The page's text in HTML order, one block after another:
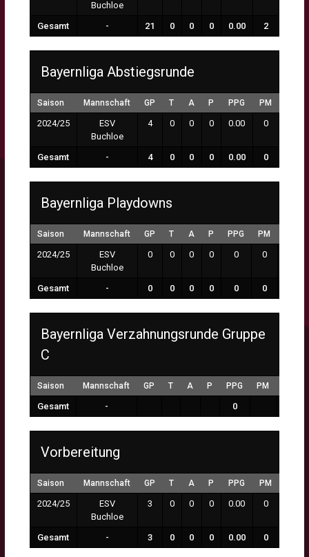
Buchloe
Gesamt - 21 0 0 0 0.00 2
Bayernliga Abstiegsrunde
Saison Mannschaft GP T A P PPG PM
2024/25
ESV
Buchloe
4 0 0 0 0.00 0
Gesamt - 4 0 0 0 0.00 0
Bayernliga Playdowns
Saison Mannschaft GP T A P PPG PM
2024/25
ESV
Buchloe
0 0 0 0 0 0
Gesamt - 0 0 0 0 0 0
Bayernliga Verzahnungsrunde Gruppe
C
Saison Mannschaft GP T A P PPG PM
Gesamt - 0
Vorbereitung
Saison Mannschaft GP T A P PPG PM
2024/25
ESV
Buchloe
3 0 0 0 0.00 0
Gesamt - 3 0 0 0 0.00 0